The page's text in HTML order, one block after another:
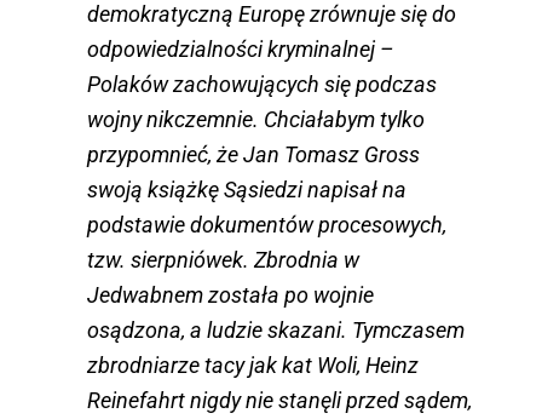
demokratyczną Europę zrównuje się do
odpowiedzialności kryminalnej –
Polaków zachowujących się podczas
wojny nikczemnie. Chciałabym tylko
przypomnieć, że Jan Tomasz Gross
swoją książkę Sąsiedzi napisał na
podstawie dokumentów procesowych,
tzw. sierpniówek. Zbrodnia w
Jedwabnem została po wojnie
osądzona, a ludzie skazani. Tymczasem
zbrodniarze tacy jak kat Woli, Heinz
Reinefahrt nigdy nie stanęli przed sądem,